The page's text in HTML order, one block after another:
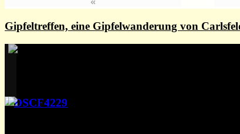
Gipfeltreffen, eine Gipfelwanderung von